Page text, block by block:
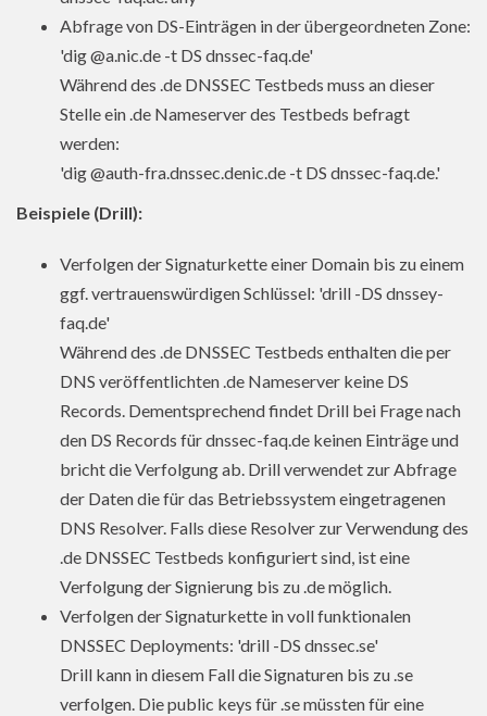
Abfrage von DS-Einträgen in der übergeordneten Zone:
'dig @a.nic.de -t DS dnssec-faq.de'
Während des .de DNSSEC Testbeds muss an dieser
Stelle ein .de Nameserver des Testbeds befragt
werden:
'dig @auth-fra.dnssec.denic.de -t DS dnssec-faq.de.'
Beispiele (Drill):
Verfolgen der Signaturkette einer Domain bis zu einem
ggf. vertrauenswürdigen Schlüssel: 'drill -DS dnssey-
faq.de'
Während des .de DNSSEC Testbeds enthalten die per
DNS veröffentlichten .de Nameserver keine DS
Records. Dementsprechend findet Drill bei Frage nach
den DS Records für dnssec-faq.de keinen Einträge und
bricht die Verfolgung ab. Drill verwendet zur Abfrage
der Daten die für das Betriebssystem eingetragenen
DNS Resolver. Falls diese Resolver zur Verwendung des
.de DNSSEC Testbeds konfiguriert sind, ist eine
Verfolgung der Signierung bis zu .de möglich.
Verfolgen der Signaturkette in voll funktionalen
DNSSEC Deployments: 'drill -DS dnssec.se'
Drill kann in diesem Fall die Signaturen bis zu .se
verfolgen. Die public keys für .se müssten für eine